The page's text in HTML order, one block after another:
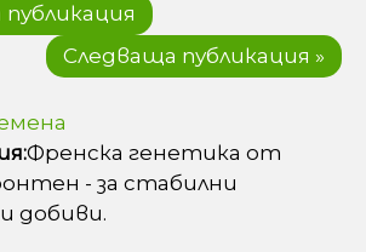
Следваща публикация »
Френска генетика от
- за стабилни
добиви.